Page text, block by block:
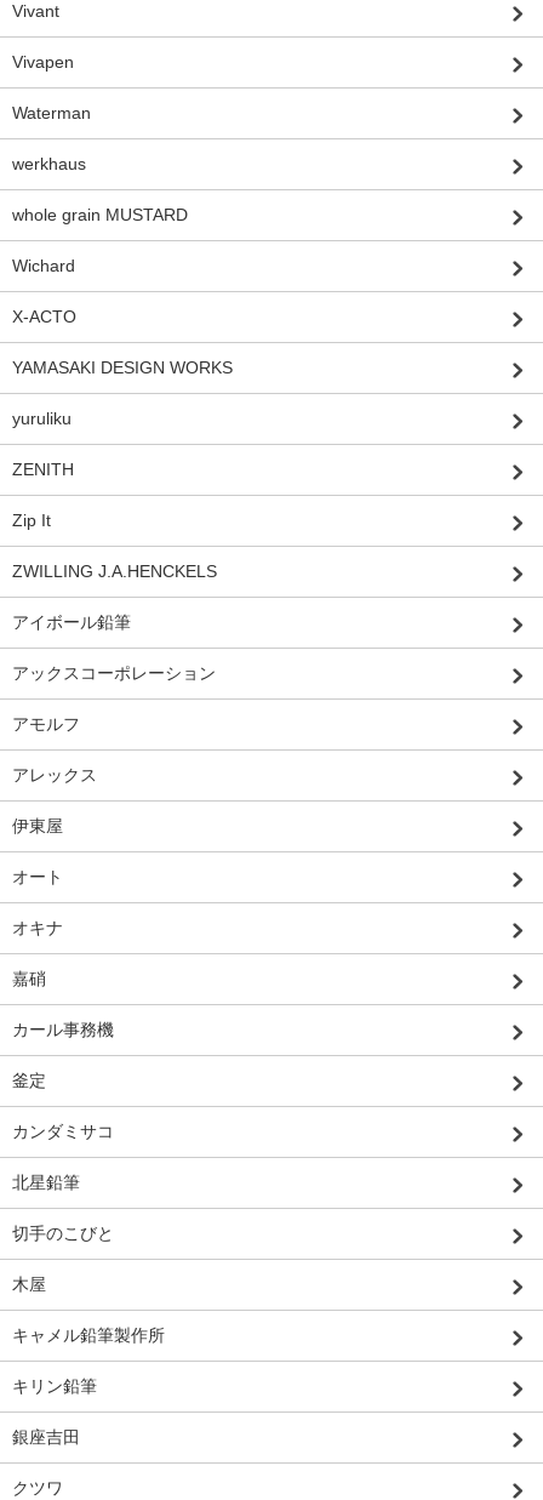
Vivant
Vivapen
Waterman
werkhaus
whole grain MUSTARD
Wichard
X-ACTO
YAMASAKI DESIGN WORKS
yuruliku
ZENITH
Zip It
ZWILLING J.A.HENCKELS
アイボール鉛筆
アックスコーポレーション
アモルフ
アレックス
伊東屋
オート
オキナ
嘉硝
カール事務機
釜定
カンダミサコ
北星鉛筆
切手のこびと
木屋
キャメル鉛筆製作所
キリン鉛筆
銀座吉田
クツワ